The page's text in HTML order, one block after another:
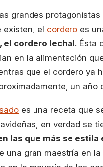
grandes
existen, el cordero es
el cordero lechal. Ésta
en la alimentación
que el cordero ya
un año
es una receta que
en verdad se
las que más se estila
una gran maestría en